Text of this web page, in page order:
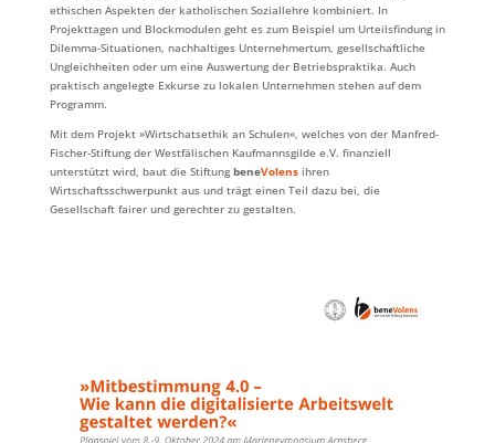
ethischen Aspekten der katholischen Soziallehre kombiniert. In
Projekttagen und Blockmodulen geht es zum Beispiel um Urteilsfindung in
Dilemma-Situationen, nachhaltiges Unternehmertum, gesellschaftliche
Ungleichheiten oder um eine Auswertung der Betriebspraktika. Auch
praktisch angelegte Exkurse zu lokalen Unternehmen stehen auf dem
Programm.
Mit dem Projekt »Wirtschatsethik an Schulen«, welches von der Manfred-
Fischer-Stiftung der Westfälischen Kaufmannsgilde e.V. finanziell
unterstützt wird, baut die StiftungbeneVolensihren
Wirtschaftsschwerpunkt aus und trägt einen Teil dazu bei, die
Gesellschaft fairer und gerechter zu gestalten.